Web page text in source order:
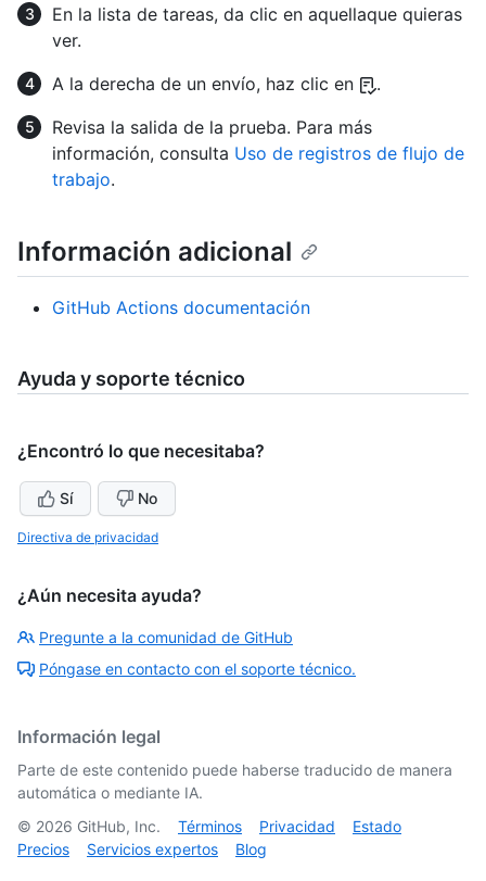
En la lista de tareas, da clic en aquellaque quieras
ver.
A la derecha de un envío, haz clic en
.
Revisa la salida de la prueba. Para más
información, consulta Uso de registros de flujo de
trabajo.
Información adicional
GitHub Actions documentación
Ayuda y soporte técnico
¿Encontró lo que necesitaba?
Sí No
Directiva de privacidad
¿Aún necesita ayuda?
Pregunte a la comunidad de GitHub
Póngase en contacto con el soporte técnico.
Información legal
Parte de este contenido puede haberse traducido de manera
automática o mediante IA.
© 2026 GitHub, Inc. Términos Privacidad
Estado
Precios
Servicios expertos Blog